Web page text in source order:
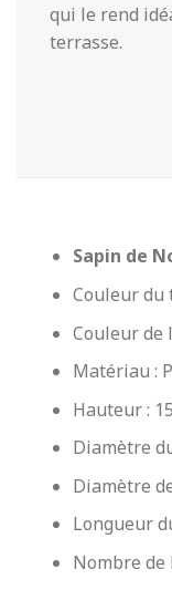
qui le rend
terrasse.
Sapin de
Couleur du
Couleur de
Matériau :
Hauteur :
Diamètre
Diamètre
Longueur
Nombre de